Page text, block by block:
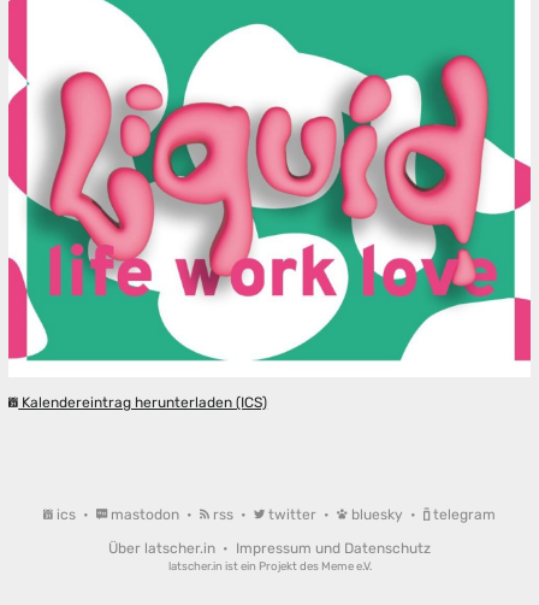
Kalendereintrag herunterladen (ICS)
ics • mastodon • rss • twitter • bluesky •
telegram
Über latscher.in • Impressum und Datenschutz
latscher.in ist ein Projekt des Meme e.V.